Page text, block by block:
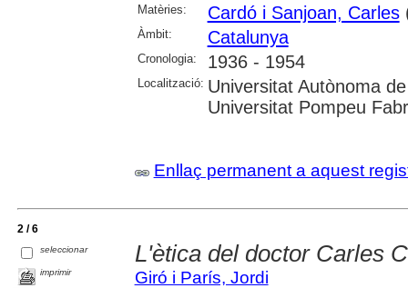
Matèries:
Cardó i Sanjoan, Carles
Àmbit: Catalunya
Cronologia: 1936 - 1954
Localització: Universitat Autònoma
Universitat Pompeu
Enllaç permanent a aquest
2 / 6
seleccionar
imprimir
L'ètica del doctor Carles
Giró i París, Jordi